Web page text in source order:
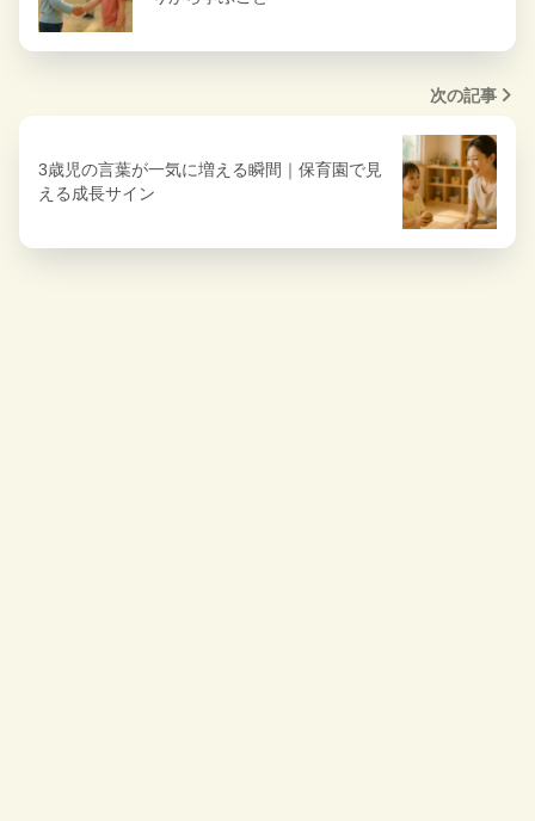
次の記事
3歳児の言葉が一気に増える瞬間｜保育園で見
える成長サイン